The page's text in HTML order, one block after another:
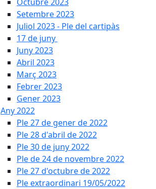
Setembre 2023
Juliol 2023 - Ple del cartipàs
17 de juny
Juny 2023
Abril 2023
Març 2023
Febrer 2023
Gener 2023
Any 2022
Ple 27 de gener de 2022
Ple 28 d'abril de 2022
Ple 30 de juny 2022
Ple de 24 de novembre 2022
Ple 27 d'octubre de 2022
Ple extraordinari 19/05/2022